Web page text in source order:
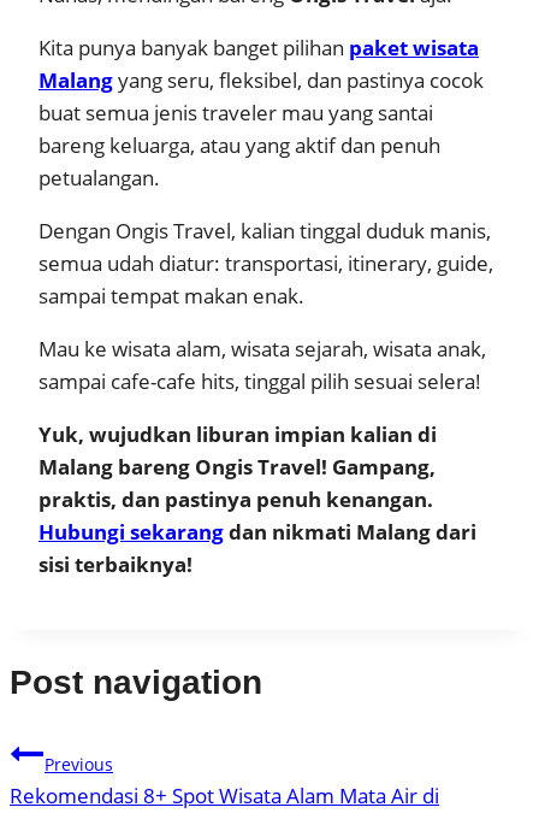
Kita punya banyak banget pilihan paket wisata
Malangyang seru, fleksibel, dan pastinya cocok
buat semua jenis traveler mau yang santai
bareng keluarga, atau yang aktif dan penuh
petualangan.
Dengan Ongis Travel, kalian tinggal duduk manis,
semua udah diatur: transportasi, itinerary, guide,
sampai tempat makan enak.
Mau ke wisata alam, wisata sejarah, wisata anak,
sampai cafe-cafe hits, tinggal pilih sesuai selera!
Yuk, wujudkan liburan impian kalian di
Malang bareng Ongis Travel! Gampang,
praktis, dan pastinya penuh kenangan.
Hubungi sekarangdan nikmati Malang dari
sisi terbaiknya!
Post navigation
Previous
Rekomendasi 8+ Spot Wisata Alam Mata Air di